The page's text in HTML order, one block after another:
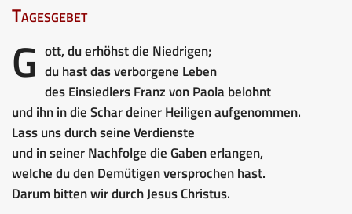
Tagesgebet
G ott, du erhöhst die Niedrigen;
du hast das verborgene Leben
des Einsiedlers Franz von Paola belohnt
und ihn in die Schar deiner Heiligen aufgenommen.
Lass uns durch seine Verdienste
und in seiner Nachfolge die Gaben erlangen,
welche du den Demütigen versprochen hast.
Darum bitten wir durch Jesus Christus.